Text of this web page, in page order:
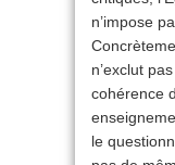
n’impose
n’exclut
cohérence
le